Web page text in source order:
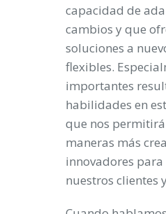
capacidad de
cambios y que
soluciones a
flexibles.
importantes
habilidades en
que nos
maneras más
innovadores para
nuestros clientes